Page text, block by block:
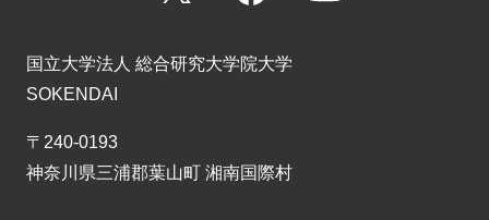
国立大学法人 総合研究大学院大学
SOKENDAI
〒240-0193
神奈川県三浦郡葉山町 湘南国際村